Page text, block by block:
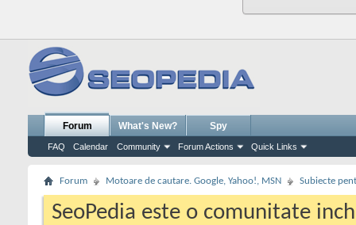
Forum
FAQ Calendar Community Forum Actions Quick Links
What's New? Spy
Forum Motoare de cautare. Google, Yahoo!, MSN Subiecte
SeoPedia este o comunitate